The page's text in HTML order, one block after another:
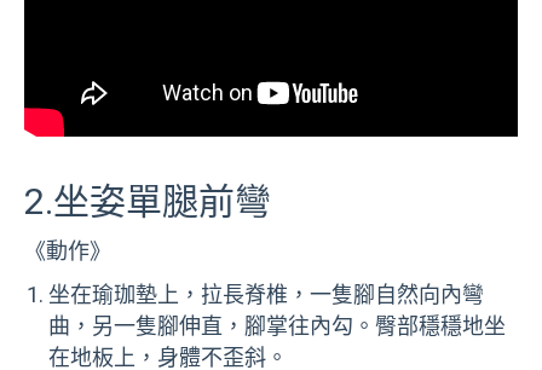
2.坐姿單腿前彎
《動作》
坐在瑜珈墊上，拉長脊椎，一隻腳自然向內彎
曲，另一隻腳伸直，腳掌往內勾。臀部穩穩地坐
在地板上，身體不歪斜。